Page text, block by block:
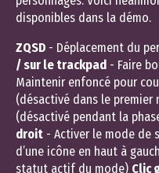
disponibles dans la démo.
ZQSD - Déplacement du
/ sur le trackpad - Faire
Maintenir enfoncé pour
(désactivé dans le premier
(désactivé pendant la
droit - Activer le mode de
d’une icône en haut à
statut actif du mode) Clic